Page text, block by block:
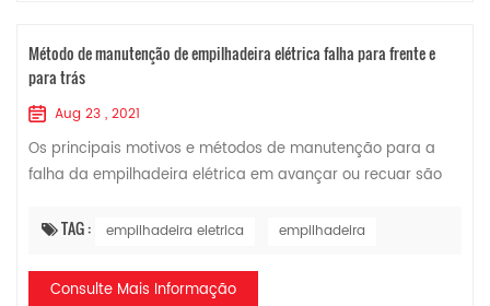
Método de manutenção de empilhadeira elétrica falha para frente e
para trás
Aug 23 , 2021
Os principais motivos e métodos de manutenção para a
falha da empilhadeira elétrica em avançar ou recuar são
para você. 1. A bateria da emp...
TAG : empilhadeira eletrica empilhadeira
Consulte Mais Informação